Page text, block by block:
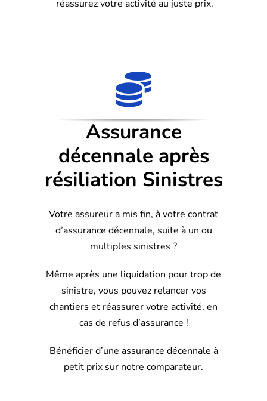
réassurez votre activité au juste prix.
Assurance
décennale après
résiliation Sinistres
Votre assureur a mis fin, à votre contrat
d’assurance décennale, suite à un ou
multiples sinistres ?
Même après une liquidation pour trop de
sinistre, vous pouvez relancer vos
chantiers et réassurer votre activité, en
cas de refus d’assurance !
Bénéficier d’une assurance décennale à
petit prix sur notre comparateur.